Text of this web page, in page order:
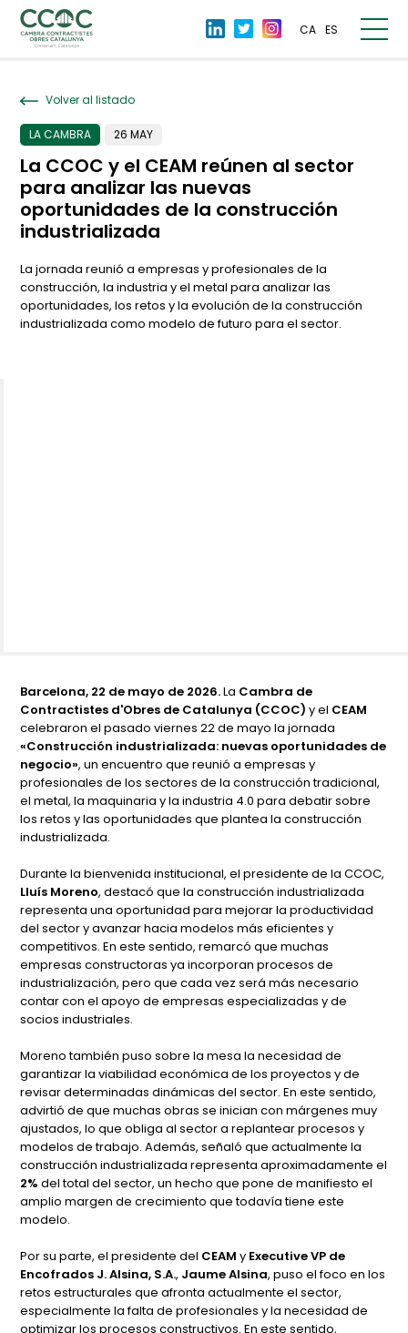
CA ES
Volver al listado
LA CAMBRA 26 MAY
La CCOC y el CEAM reúnen al sector
para analizar las nuevas
oportunidades de la construcción
industrializada
La jornada reunió a empresas y profesionales de la
construcción, la industria y el metal para analizar las
oportunidades, los retos y la evolución de la construcción
industrializada como modelo de futuro para el sector.
Barcelona, 22 de mayo de 2026.La Cambra de
Contractistes d'Obres de Catalunya (CCOC) y el CEAM
celebraron el pasado viernes 22 de mayo la jornada
«Construcción industrializada: nuevas oportunidades de
negocio», un encuentro que reunió a empresas y
profesionales de los sectores de la construcción tradicional,
el metal, la maquinaria y la industria 4.0 para debatir sobre
los retos y las oportunidades que plantea la construcción
industrializada.
Durante la bienvenida institucional, el presidente de la CCOC,
Lluís Moreno, destacó que la construcción industrializada
representa una oportunidad para mejorar la productividad
del sector y avanzar hacia modelos más eficientes y
competitivos. En este sentido, remarcó que muchas
empresas constructoras ya incorporan procesos de
industrialización, pero que cada vez será más necesario
contar con el apoyo de empresas especializadas y de
socios industriales.
Moreno también puso sobre la mesa la necesidad de
garantizar la viabilidad económica de los proyectos y de
revisar determinadas dinámicas del sector. En este sentido,
advirtió de que muchas obras se inician con márgenes muy
ajustados, lo que obliga al sector a replantear procesos y
modelos de trabajo. Además, señaló que actualmente la
construcción industrializada representa aproximadamente el
2% del total del sector, un hecho que pone de manifiesto el
amplio margen de crecimiento que todavía tiene este
modelo.
Por su parte, el presidente del CEAM y Executive VP de
Encofrados J. Alsina, S.A., Jaume Alsina, puso el foco en los
retos estructurales que afronta actualmente el sector,
especialmente la falta de profesionales y la necesidad de
optimizar los procesos constructivos. En este sentido,